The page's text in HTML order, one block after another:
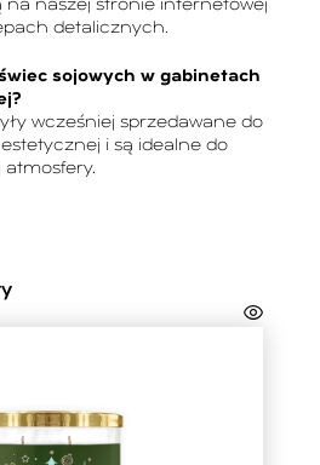
na naszej stronie internetowej
detalicznych.
sojowych w gabinetach
wcześniej sprzedawane do
i są idealne do